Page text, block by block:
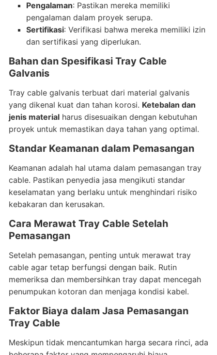
Pengalaman: Pastikan mereka memiliki
pengalaman dalam proyek serupa.
Sertifikasi: Verifikasi bahwa mereka memiliki izin
dan sertifikasi yang diperlukan.
Bahan dan Spesifikasi Tray Cable
Galvanis
Tray cable galvanis terbuat dari material galvanis
yang dikenal kuat dan tahan korosi. Ketebalan dan
jenis materialharus disesuaikan dengan kebutuhan
proyek untuk memastikan daya tahan yang optimal.
Standar Keamanan dalam Pemasangan
Keamanan adalah hal utama dalam pemasangan tray
cable. Pastikan penyedia jasa mengikuti standar
keselamatan yang berlaku untuk menghindari risiko
kebakaran dan kerusakan.
Cara Merawat Tray Cable Setelah
Pemasangan
Setelah pemasangan, penting untuk merawat tray
cable agar tetap berfungsi dengan baik. Rutin
memeriksa dan membersihkan tray dapat mencegah
penumpukan kotoran dan menjaga kondisi kabel.
Faktor Biaya dalam Jasa Pemasangan
Tray Cable
Meskipun tidak mencantumkan harga secara rinci, ada